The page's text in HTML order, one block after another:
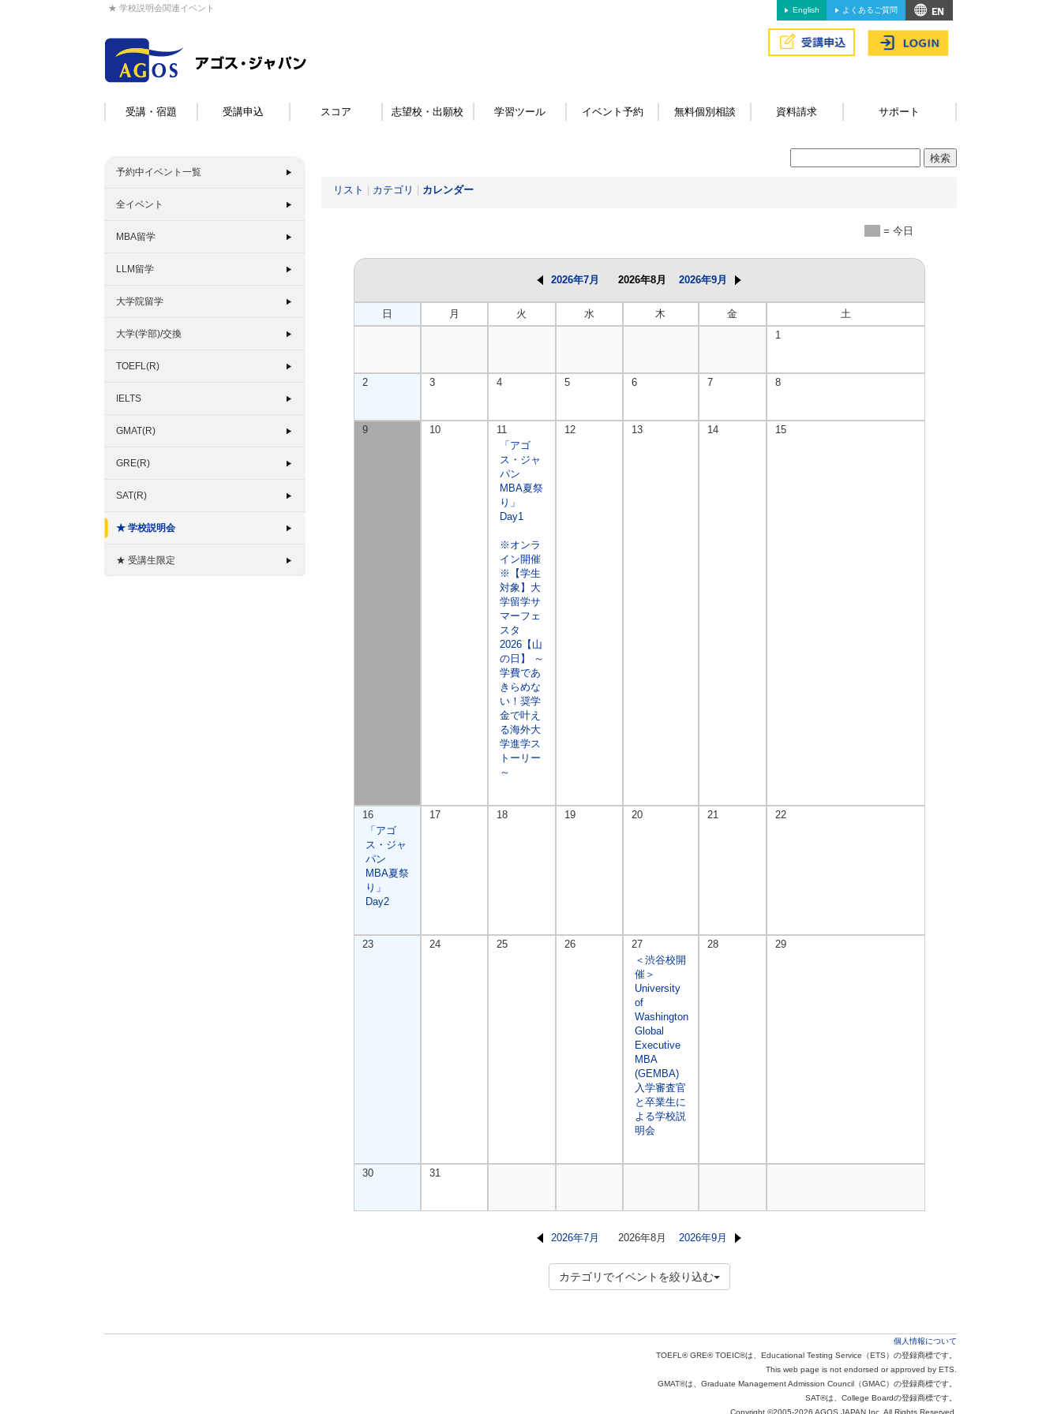
★ 学校説明会関連イベント English よくあるご質問
受講・宿題 受講申込 スコア 志望校・出願校 学習ツール イベント予約 無料個別相談 資料請求 サポート
予約中イベント一覧
全イベント
MBA留学
LLM留学
大学院留学
大学(学部)/交換
TOEFL(R)
IELTS
GMAT(R)
GRE(R)
SAT(R)
★ 学校説明会
★ 受講生限定
リスト カテゴリ カレンダー
= 今日
2026年7月 2026年8月 2026年9月
日 月 火 水 木 金
土
1
2 3 4 5 6 7 8
9 10
11
「アゴ
ス・ジャ
パン
MBA夏祭
り」
Day1
※オンラ
イン開催
※【学生
対象】大
学留学サ
マーフェ
スタ
2026【山
の日】 ～
学費であ
きらめな
い！奨学
金で叶え
る海外大
学進学ス
トーリー
～
12 13 14 15
16
「アゴ
ス・ジャ
パン
MBA夏祭
り」
Day2
17 18 19 20 21 22
23 24 25 26
27
＜渋谷校開
催＞
University
of
Washington
Global
Executive
MBA
(GEMBA)
入学審査官
と卒業生に
よる学校説
明会
28 29
30 31
2026年7月 2026年8月 2026年9月
カテゴリでイベントを絞り込む
個人情報について
TOEFL® GRE® TOEIC®は、Educational Testing Service（ETS）の登録商標です。
This web page is not endorsed or approved by ETS.
GMAT®は、Graduate Management Admission Council（GMAC）の登録商標です。
SAT®は、College Boardの登録商標です。
Copyright ©2005-2026 AGOS JAPAN Inc. All Rights Reserved.